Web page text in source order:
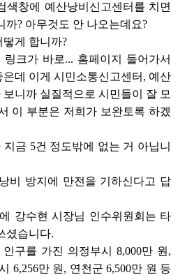
색창에 예산낭비신고센터를 치면
까? 아무것도 안 나오는데요?
게 합니까?
링크가 바로... 홈페이지 들어가서
데 이게 시민소통신고센터, 예산
니까 실질적으로 시민들이 잘 모
이 부분은 저희가 보완토록 하겠
지금 5건 정도밖에 없는 거 아닙니
비 방지에 만전을 기하신다고 답
강수현 시장님 인수위원회는 타
셨습니다.
구를 가진 의정부시 8,000만 원,
6,256만 원, 연천군 6,500만 원 등